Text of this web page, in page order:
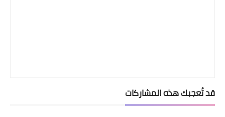
قد تُعجبك هذه المشاركات